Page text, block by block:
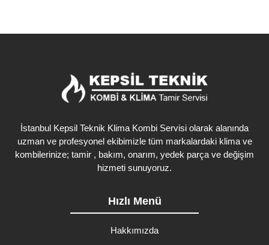
İstanbul Kepsil Teknik Klima Kombi Servisi olarak alanında
uzman ve profesyonel ekibimizle tüm markalardaki klima ve
kombilerinize; tamir , bakım, onarım, yedek parça ve değişim
hizmeti sunuyoruz.
Hızlı Menü
Hakkımızda